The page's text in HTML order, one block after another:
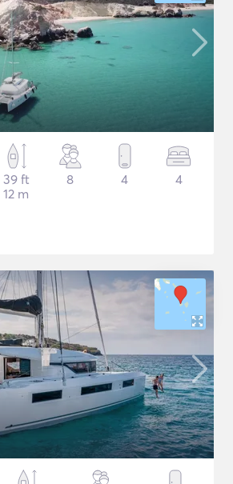
39 ft
12 m
8 4 4